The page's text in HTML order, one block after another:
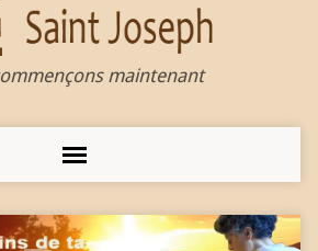
maintenant